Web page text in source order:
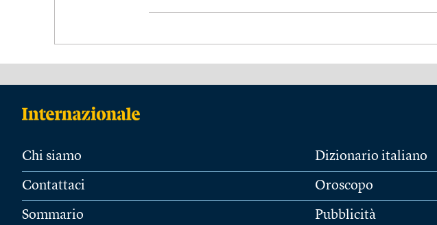
Chi siamo
Contattaci
Sommario
Dizionario italiano
Oroscopo
Pubblicità